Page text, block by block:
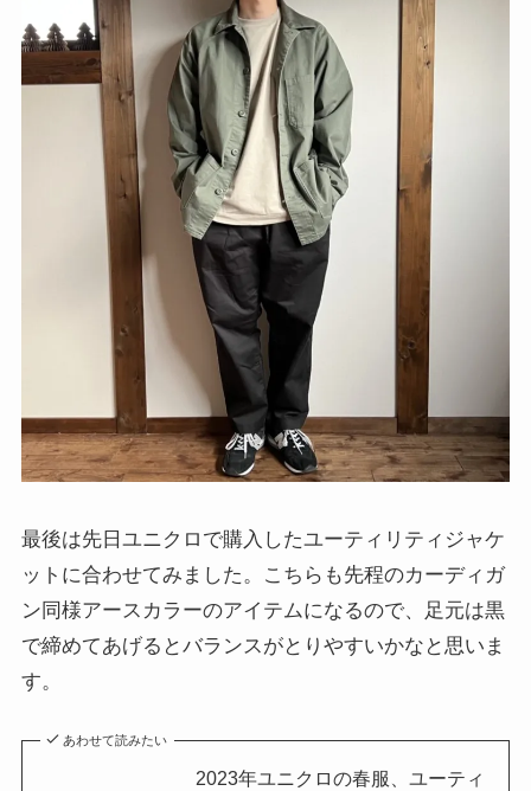
最後は先日ユニクロで購入したユーティリティジャケ
ットに合わせてみました。こちらも先程のカーディガ
ン同様アースカラーのアイテムになるので、足元は黒
で締めてあげるとバランスがとりやすいかなと思いま
す。
あわせて読みたい
2023年ユニクロの春服、ユーティ